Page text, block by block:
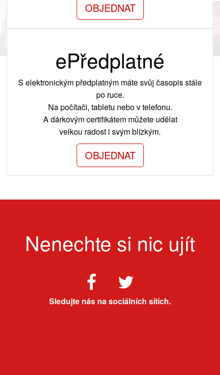
OBJEDNAT
ePředplatné
S elektronickým předplatným máte svůj časopis stále
po ruce.
Na počítači, tabletu nebo v telefonu.
A dárkovým certifikátem můžete udělat
velkou radost i svým blízkým.
OBJEDNAT
Nenechte si nic ujít
Sledujte nás na sociálních sítích.